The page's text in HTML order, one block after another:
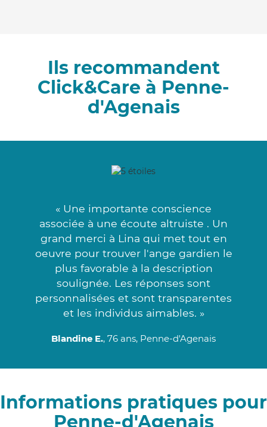
Ils recommandent
Click&Care à Penne-
d'Agenais
« Une importante conscience
associée à une écoute altruiste . Un
grand merci à Lina qui met tout en
oeuvre pour trouver l'ange gardien le
plus favorable à la description
soulignée. Les réponses sont
personnalisées et sont transparentes
et les individus aimables. »
Blandine E., 76 ans, Penne-d'Agenais
Informations pratiques pour
Penne-d'Agenais